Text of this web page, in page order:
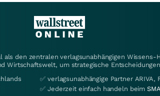
den zentralen verlagsunabhängigen
Wirtschaftswelt, um strategische
✅ verlagsunabhängige Partner
✅ Jederzeit einfach handeln beim